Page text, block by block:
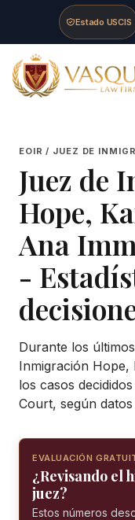
Skip to main content
Skip to navigation
Skip to footer
Estado USCIS
Vasquez Law Firm -
EOIR / JUEZ DE
Juez de
Hope,
Ana
-
Durante los
Inmigración Hope,
los casos
Court, según
EVALUACIÓN
¿Revisando el
juez?
Estos números